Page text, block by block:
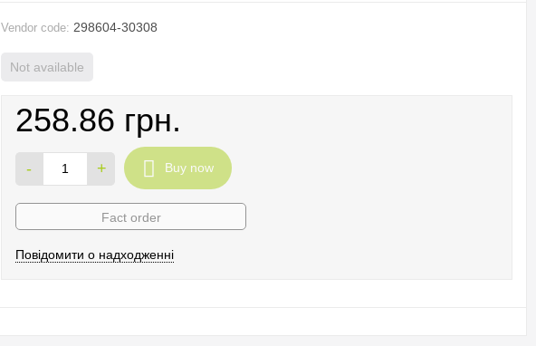
Vendor code: 298604-30308
Not available
258.86 грн.
- + Buy now
Fact order
Повідомити о надходженні